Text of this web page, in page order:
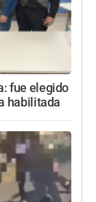
fue elegido
habilitada